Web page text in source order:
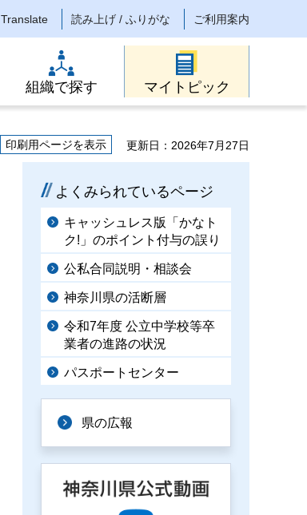
Translate 読み上げ / ふりがな ご利用案内
組織で探す マイトピック
印刷用ページを表示
更新日：2026年7月27日
よくみられているページ
キャッシュレス版「かなト
ク!」のポイント付与の誤り
公私合同説明・相談会
神奈川県の活断層
令和7年度 公立中学校等卒
業者の進路の状況
パスポートセンター
県の広報